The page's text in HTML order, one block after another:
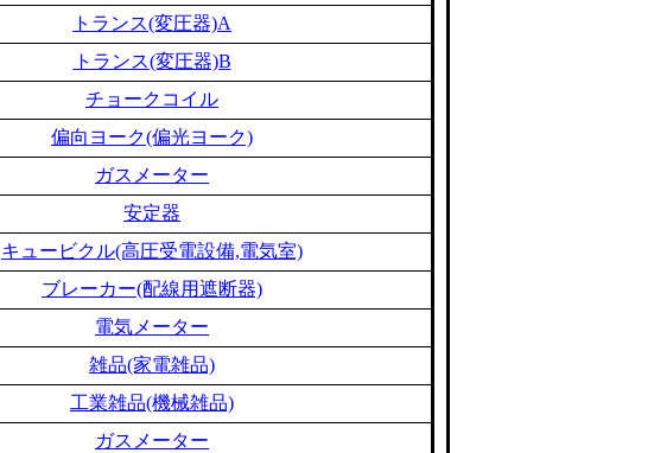
トランス(変圧器)A
トランス(変圧器)B
チョークコイル
偏向ヨーク(偏光ヨーク)
ガスメーター
安定器
キュービクル(高圧受電設備,電気室)
ブレーカー(配線用遮断器)
電気メーター
雑品(家電雑品)
工業雑品(機械雑品)
ガスメーター